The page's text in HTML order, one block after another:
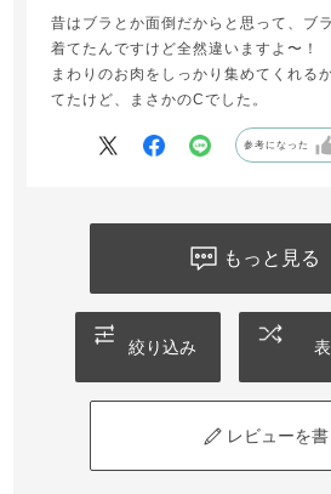
昔はブラとか面倒だからと思って、ブ
着てたんですけど全然違いますよ〜！
まわりのお肉をしっかり集めてくれる
てたけど、まさかのCでした。
参考になった
もっと見る
絞り込み
レビューを書